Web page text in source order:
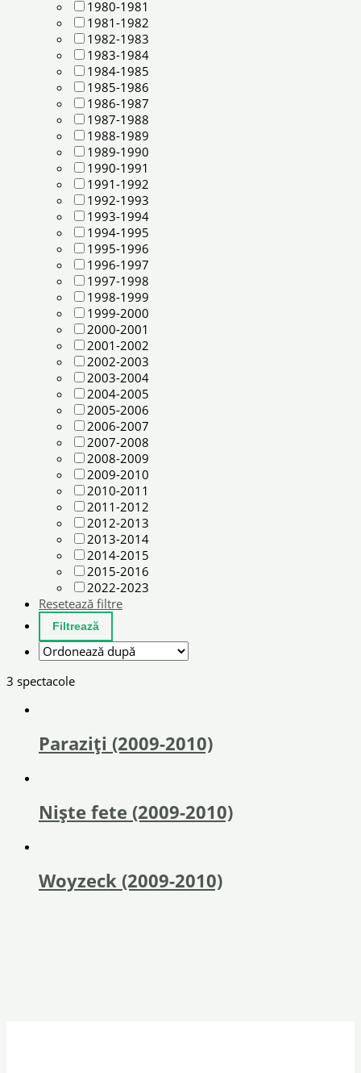
1980-1981
1981-1982
1982-1983
1983-1984
1984-1985
1985-1986
1986-1987
1987-1988
1988-1989
1989-1990
1990-1991
1991-1992
1992-1993
1993-1994
1994-1995
1995-1996
1996-1997
1997-1998
1998-1999
1999-2000
2000-2001
2001-2002
2002-2003
2003-2004
2004-2005
2005-2006
2006-2007
2007-2008
2008-2009
2009-2010
2010-2011
2011-2012
2012-2013
2013-2014
2014-2015
2015-2016
2022-2023
Resetează filtre
3 spectacole
Paraziţi (2009-2010)
Nişte fete (2009-2010)
Woyzeck (2009-2010)